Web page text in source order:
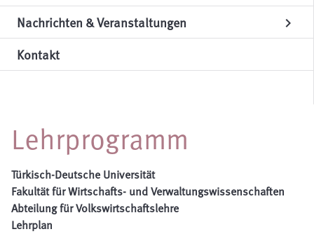
Nachrichten & Veranstaltungen
chevron_right
Kontakt
Lehrprogramm
Türkisch-Deutsche Universität
Fakultät für Wirtschafts- und Verwaltungswissenschaften
Abteilung für Volkswirtschaftslehre
Lehrplan